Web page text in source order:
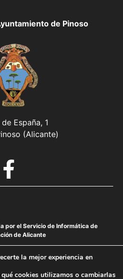
de Pinoso
España, 1
(Alicante)
por el Servicio de Informática de
de Alicante
la mejor experiencia en
qué cookies utilizamos o cambiarlas